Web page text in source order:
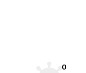
0